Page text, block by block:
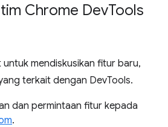
Chrome DevTools
mendiskusikan fitur baru,
terkait dengan DevTools.
dan permintaan fitur kepada
.